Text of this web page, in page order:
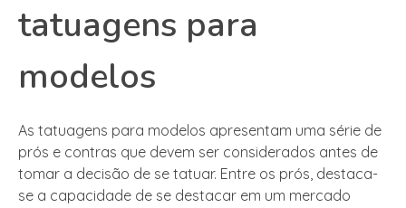
tatuagens para
modelos
As tatuagens para modelos apresentam uma série de
prós e contras que devem ser considerados antes de
tomar a decisão de se tatuar. Entre os prós, destaca-
se a capacidade de se destacar em um mercado